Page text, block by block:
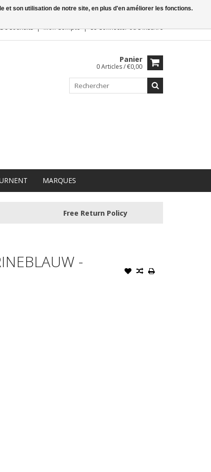
Souhaits Mon Compte Se ConnecterouS'inscrire
Panier
0 Articles / €0,00
MARQUES
Free Return Policy
-
et son utilisation de notre site, en plus d'en améliorer les fonctions.